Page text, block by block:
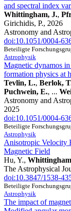
and spectral index
Whittingham, J.,
Girichidis, P., 2026
Astronomy and
doi:10.1051/0004-
Beteiligte
Astrophysik
Magnetic dynamos
formation physics at
Tevlin, L., Berlok,
Puchwein, E., ...
Astronomy and
2025
doi:10.1051/0004-
Beteiligte
Astrophysik
Anisotropic Velocity
Magnetic Field
Hu, Y.,
The Astrophysical
doi:10.3847/1538-
Beteiligte
Astrophysik
The impact of